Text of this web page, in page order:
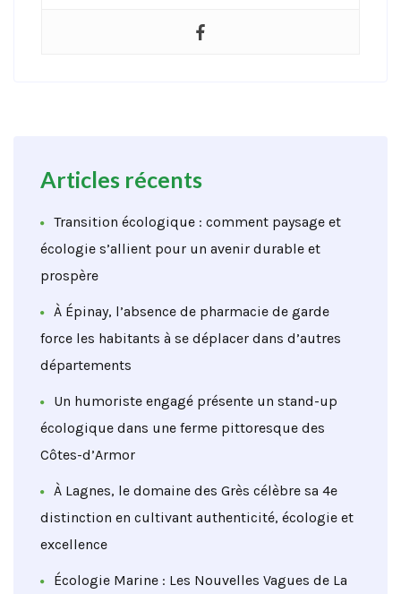
Articles récents
Transition écologique : comment paysage et
écologie s’allient pour un avenir durable et
prospère
À Épinay, l’absence de pharmacie de garde
force les habitants à se déplacer dans d’autres
départements
Un humoriste engagé présente un stand-up
écologique dans une ferme pittoresque des
Côtes-d’Armor
À Lagnes, le domaine des Grès célèbre sa 4e
distinction en cultivant authenticité, écologie et
excellence
Écologie Marine : Les Nouvelles Vagues de La